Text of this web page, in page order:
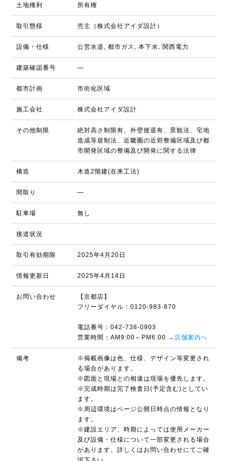
土地権利 所有権
取引態様 売主（株式会社アイダ設計）
設備・仕様 公営水道, 都市ガス, 本下水, 関西電力
建築確認番号 ―
都市計画 市街化区域
施工会社 株式会社アイダ設計
その他制限
絶対高さ制限有、外壁後退有、景観法、宅地
造成等規制法、近畿圏の近郊整備区域及び都
市開発区域の整備及び開発に関する法律
構造 木造2階建(在来工法)
間取り ―
駐車場 無し
接道状況
取引有効期限 2025年4月20日
情報更新日 2025年4月14日
お問い合わせ
【京都店】
フリーダイヤル：0120-983-870
電話番号：042-738-0903
営業時間：AM9:00～PM6:00 →店舗案内へ
備考
※掲載画像は色、仕様、デザイン等変更され
る場合があります。
※図面と現場との相違は現場を優先します。
※完成時期は完了検査日(予定含む)としてい
ます。
※周辺環境はページ公開日時点の情報となり
ます。
※建設エリア、時期によっては使用メーカー
及び設備・仕様について一部変更される場合
があります。詳しくはお問い合わせにてご確